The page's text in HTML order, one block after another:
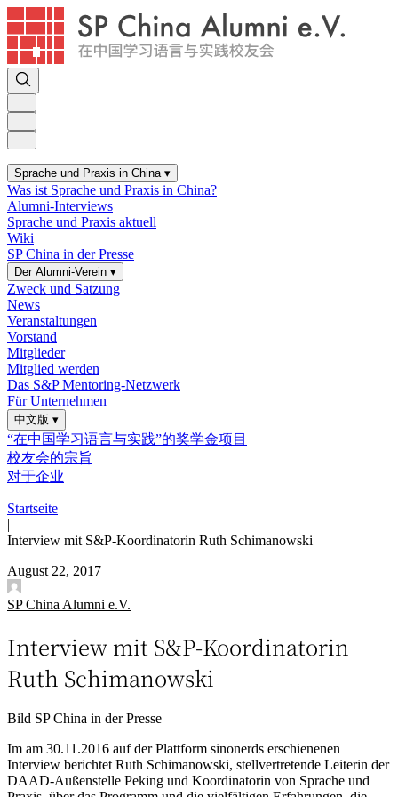
Sprache und Praxis in China ▾
Was ist Sprache und Praxis in China?
Alumni-Interviews
Sprache und Praxis aktuell
Wiki
SP China in der Presse
Der Alumni-Verein ▾
Zweck und Satzung
News
Veranstaltungen
Vorstand
Mitglieder
Mitglied werden
Das S&P Mentoring-Netzwerk
Für Unternehmen
中文版 ▾
“在中国学习语言与实践”的奖学金项目
校友会的宗旨
对于企业
Startseite
|
Interview mit S&P-Koordinatorin Ruth Schimanowski
August 22, 2017
SP China Alumni e.V.
Interview mit S&P-Koordinatorin
Ruth Schimanowski
Bild SP China in der Presse
Im am 30.11.2016 auf der Plattform sinonerds erschienenen
Interview berichtet Ruth Schimanowski, stellvertretende Leiterin der
DAAD-Außenstelle Peking und Koordinatorin von Sprache und